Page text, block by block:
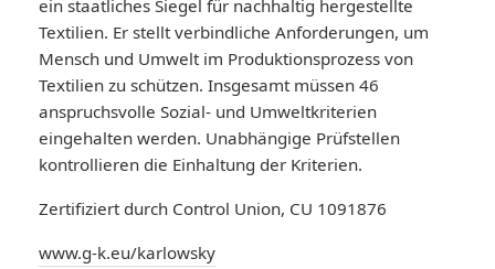
ein staatliches Siegel für nachhaltig hergestellte
Textilien. Er stellt verbindliche Anforderungen, um
Mensch und Umwelt im Produktionsprozess von
Textilien zu schützen. Insgesamt müssen 46
anspruchsvolle Sozial- und Umweltkriterien
eingehalten werden. Unabhängige Prüfstellen
kontrollieren die Einhaltung der Kriterien.
Zertifiziert durch Control Union, CU 1091876
www.g-k.eu/karlowsky